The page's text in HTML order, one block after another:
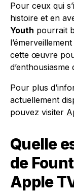
Pour ceux qui
histoire et en
Youth pourrait
cette œuvre
Pour plus
actuellement
pouvez visiter
Quelle
de
Apple